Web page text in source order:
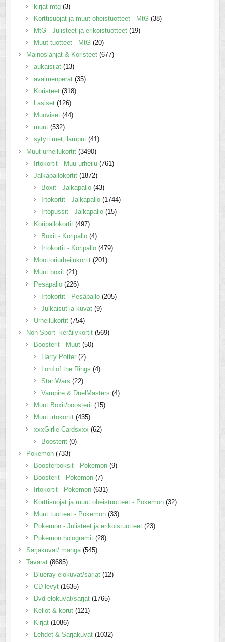
kirjat mtg (3)
Korttisuojat ja muut oheistuotteet - MtG (38)
MtG - Julisteet ja erikoistuotteet (19)
Muut tuotteet - MtG (20)
Mainoslahjat & Koristeet (677)
aukaisijat (13)
avaimenperät (35)
Koristeet (318)
Lasiset (126)
Muoviset (44)
muut (532)
sytyttimet, lamput (41)
Muut urheilukortit (3490)
Irtokortit - Muu urheilu (761)
Jalkapallokortit (1872)
Boxit - Jalkapallo (43)
Irtokortit - Jalkapallo (1744)
Irtopussit - Jalkapallo (15)
Koripallokortit (497)
Boxit - Koripallo (4)
Irtokortit - Koripallo (479)
Moottoriurheilukortit (201)
Muut boxit (21)
Pesäpallo (226)
Irtokortit - Pesäpallo (205)
Julkaisut ja kuvat (9)
Urheilukortit (754)
Non-Sport -keräilykortit (569)
Boosterit - Muut (50)
Harry Potter (2)
Lord of the Rings (4)
Star Wars (22)
Vampire & DuelMasters (4)
Muut Boxit/boosterit (15)
Muut irtokortit (435)
xxxGirlie Cardsxxx (62)
Boosterit (0)
Pokemon (733)
Boosterboksit - Pokemon (9)
Boosterit - Pokemon (7)
Irtokortit - Pokemon (631)
Korttisuojat ja muut oheistuotteet - Pokemon (32)
Muut tuotteet - Pokemon (33)
Pokemon - Julisteet ja erikoistuotteet (23)
Pokemon hologramit (28)
Sarjakuvat/ manga (545)
Tavarat (8685)
Blueray elokuvat/sarjat (12)
CD-levyt (1635)
Dvd elokuvat/sarjat (1765)
Kellot & korut (121)
Kirjat (1086)
Lehdet & Sarjakuvat (1032)